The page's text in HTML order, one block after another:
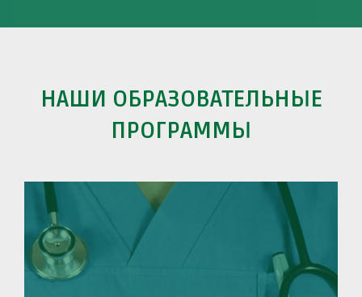
НАШИ ОБРАЗОВАТЕЛЬНЫЕ
ПРОГРАММЫ